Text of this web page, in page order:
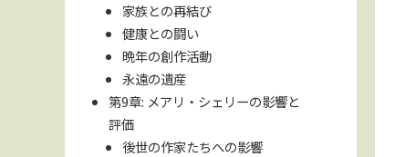
家族との再結び
健康との闘い
晩年の創作活動
永遠の遺産
第9章: メアリ・シェリーの影響と
評価
後世の作家たちへの影響